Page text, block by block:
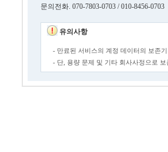
문의전화. 070-7803-0703 / 010-8456-0703
유의사항
- 만료된 서비스의 계정 데이터의 보존
- 단, 용량 문제 및 기타 회사사정으로